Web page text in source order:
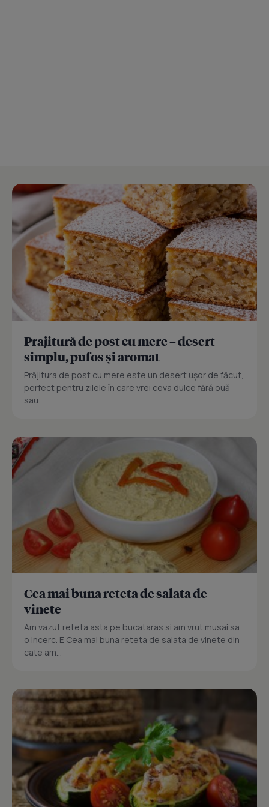
Prajitură de post cu mere – desert
simplu, pufos și aromat
Prăjitura de post cu mere este un desert ușor de făcut,
perfect pentru zilele în care vrei ceva dulce fără ouă
sau...
Cea mai buna reteta de salata de
vinete
Am vazut reteta asta pe bucataras si am vrut musai sa
o incerc. E Cea mai buna reteta de salata de vinete din
cate am...